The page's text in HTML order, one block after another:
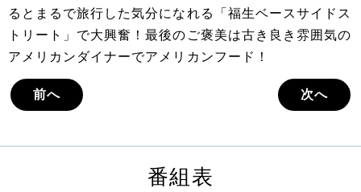
るとまるで旅行した気分になれる「福生ベースサイドス
トリート」で大興奮！最後のご褒美は古き良き雰囲気の
アメリカンダイナーでアメリカンフード！
前へ 次へ
番組表